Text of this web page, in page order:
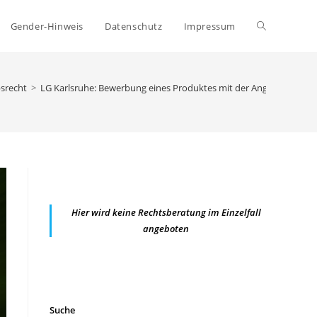
Gender-Hinweis Datenschutz Impressum Website-
> LG Karlsruhe: Bewerbung eines Produktes mit der Angabe
Hier wird keine Rechtsberatung im Einzelfall
angeboten
Suche